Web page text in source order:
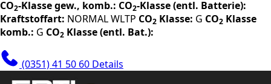
CO2-Klasse gew., komb.: CO2-Klasse (entl. Batterie):
Kraftstoffart: NORMALWLTP CO2 Klasse: G CO2 Klasse
komb.: G CO2 Klasse (entl. Bat.):
(0351) 41 50 60 Details